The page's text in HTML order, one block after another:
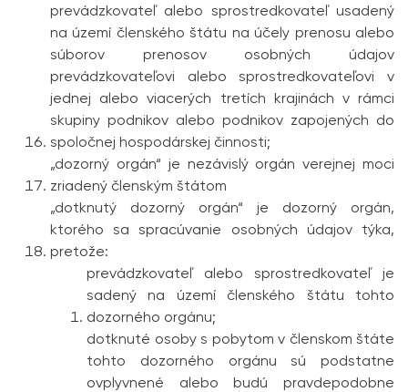
prevádzkovateľ alebo sprostredkovateľ usadený
na území členského štátu na účely prenosu alebo
súborov prenosov osobných údajov
prevádzkovateľovi alebo sprostredkovateľovi v
jednej alebo viacerých tretích krajinách v rámci
skupiny podnikov alebo podnikov zapojených do
spoločnej hospodárskej činnosti;
„dozorný orgán“ je nezávislý orgán verejnej moci
zriadený členským štátom
„dotknutý dozorný orgán“ je dozorný orgán,
ktorého sa spracúvanie osobných údajov týka,
pretože:
prevádzkovateľ alebo sprostredkovateľ je
sadený na území členského štátu tohto
dozorného orgánu;
dotknuté osoby s pobytom v členskom štáte
tohto dozorného orgánu sú podstatne
ovplyvnené alebo budú pravdepodobne